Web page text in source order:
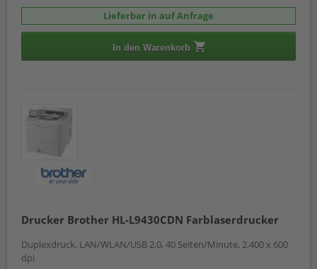
Lieferbar in auf Anfrage
In den Warenkorb
Drucker Brother HL-L9430CDN Farblaserdrucker
Duplexdruck, LAN/WLAN/USB 2.0, 40 Seiten/Minute, 2.400 x 600
dpi